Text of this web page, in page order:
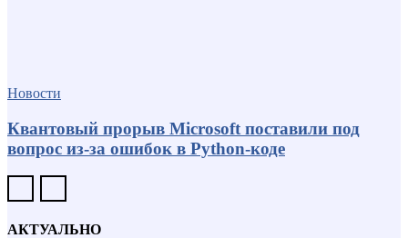
Новости
Квантовый прорыв Microsoft поставили под
вопрос из-за ошибок в Python-коде
АКТУАЛЬНО